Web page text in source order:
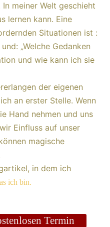
In meiner Welt geschieht
lernen kann. Eine
Situationen ist :
„Welche Gedanken
und wie kann ich sie
der eigenen
an erster Stelle. Wenn
Hand nehmen und uns
Einfluss auf unser
magische
in dem ich
ich bin.
Termin